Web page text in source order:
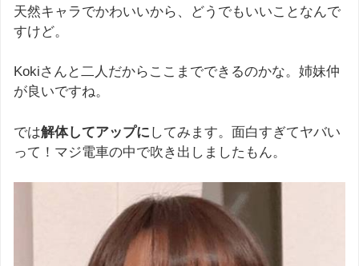
天然キャラでかわいいから、どうでもいいことなんで
すけど。
Kokiさんと二人だからここまでできるのかな。姉妹仲
が良いですね。
では解体してアップに してみます。面白すぎてヤバい
って！マジ電車の中で吹き出しましたもん。